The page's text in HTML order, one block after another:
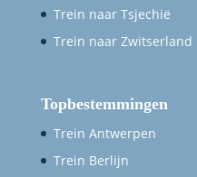
Trein naar Tsjechië
Trein naar Zwitserland
Topbestemmingen
Trein Antwerpen
Trein Berlijn